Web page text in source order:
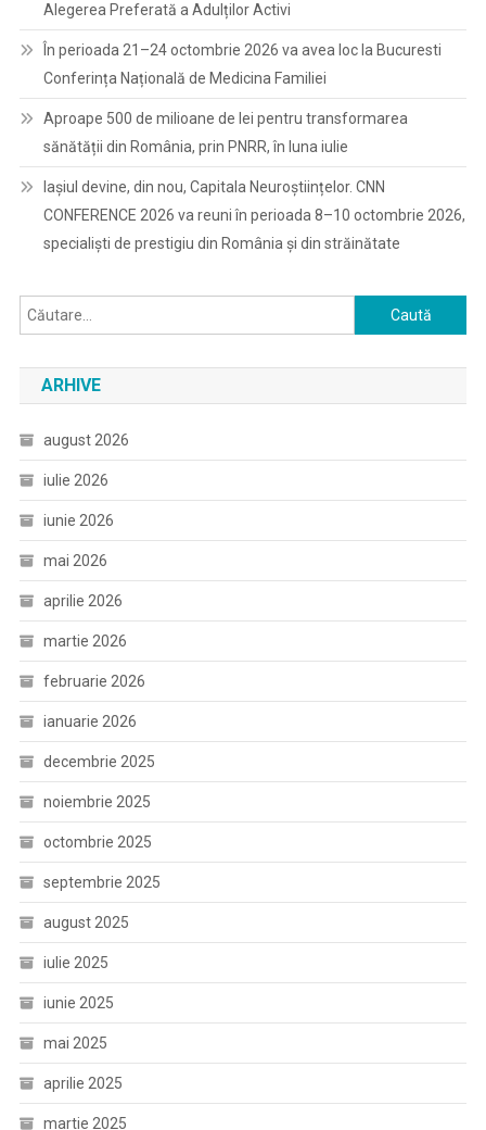
Alegerea Preferată a Adulților Activi
În perioada 21–24 octombrie 2026 va avea loc la Bucuresti
Conferința Națională de Medicina Familiei
Aproape 500 de milioane de lei pentru transformarea
sănătății din România, prin PNRR, în luna iulie
Iașiul devine, din nou, Capitala Neuroștiințelor. CNN
CONFERENCE 2026 va reuni în perioada 8–10 octombrie 2026,
specialiști de prestigiu din România și din străinătate
Caută
după:
ARHIVE
august 2026
iulie 2026
iunie 2026
mai 2026
aprilie 2026
martie 2026
februarie 2026
ianuarie 2026
decembrie 2025
noiembrie 2025
octombrie 2025
septembrie 2025
august 2025
iulie 2025
iunie 2025
mai 2025
aprilie 2025
martie 2025